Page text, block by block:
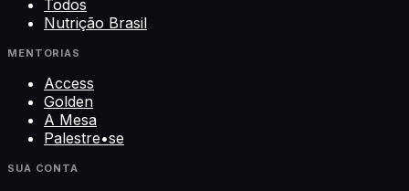
Todos
Nutrição Brasil
MENTORIAS
Access
Golden
A Mesa
Palestre•se
SUA CONTA